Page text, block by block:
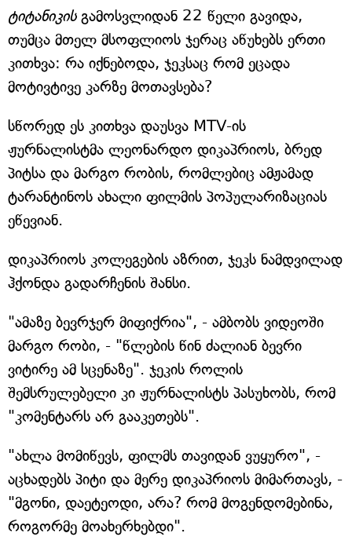
ტიტანიკისგამოსვლიდან 22 წელი გავიდა,
თუმცა მთელ მსოფლიოს ჯერაც აწუხებს ერთი
კითხვა: რა იქნებოდა, ჯეკსაც რომ ეცადა
მოტივტივე კარზე მოთავსება?
სწორედ ეს კითხვა დაუსვა MTV-ის
ჟურნალისტმა ლეონარდო დიკაპრიოს, ბრედ
პიტსა და მარგო რობის, რომლებიც ამჟამად
ტარანტინოს ახალი ფილმის პოპულარიზაციას
ეწევიან.
დიკაპრიოს კოლეგების აზრით, ჯეკს ნამდვილად
ჰქონდა გადარჩენის შანსი.
"ამაზე ბევრჯერ მიფიქრია", - ამბობს ვიდეოში
მარგო რობი, - "წლების წინ ძალიან ბევრი
ვიტირე ამ სცენაზე". ჯეკის როლის
შემსრულებელი კი ჟურნალისტს პასუხობს, რომ
"კომენტარს არ გააკეთებს".
"ახლა მომიწევს, ფილმს თავიდან ვუყურო", -
აცხადებს პიტი და მერე დიკაპრიოს მიმართავს, -
"მგონი, დაეტეოდი, არა? რომ მოგენდომებინა,
როგორმე მოახერხებდი".